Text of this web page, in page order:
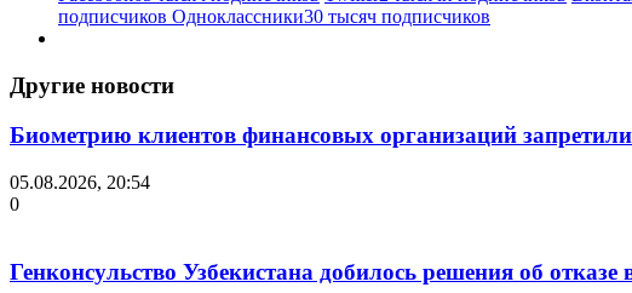
подписчиков Одноклассники30 тысяч подписчиков
Другие новости
Биометрию клиентов финансовых организаций
05.08.2026, 20:54
0
Генконсульство Узбекистана добилось решения об